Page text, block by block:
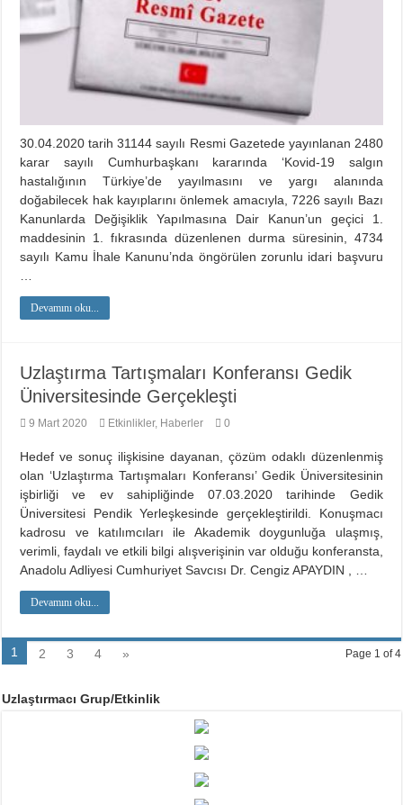
30.04.2020 tarih 31144 sayılı Resmi Gazetede yayınlanan 2480
karar sayılı Cumhurbaşkanı kararında ‘Kovid-19 salgın
hastalığının Türkiye’de yayılmasını ve yargı alanında
doğabilecek hak kayıplarını önlemek amacıyla, 7226 sayılı Bazı
Kanunlarda Değişiklik Yapılmasına Dair Kanun’un geçici 1.
maddesinin 1. fıkrasında düzenlenen durma süresinin, 4734
sayılı Kamu İhale Kanunu’nda öngörülen zorunlu idari başvuru
Devamını oku...
Uzlaştırma Tartışmaları Konferansı Gedik
Üniversitesinde Gerçekleşti
9 Mart 2020 Etkinlikler, Haberler 0
Hedef ve sonuç ilişkisine dayanan, çözüm odaklı düzenlenmiş
olan ‘Uzlaştırma Tartışmaları Konferansı’ Gedik Üniversitesinin
işbirliği ve ev sahipliğinde 07.03.2020 tarihinde Gedik
Üniversitesi Pendik Yerleşkesinde gerçekleştirildi. Konuşmacı
kadrosu ve katılımcıları ile Akademik doygunluğa ulaşmış,
verimli, faydalı ve etkili bilgi alışverişinin var olduğu konferansta,
Anadolu Adliyesi Cumhuriyet Savcısı Dr. Cengiz APAYDIN , …
Devamını oku...
Page 1 of 4
1 2 3 4 »
Uzlaştırmacı Grup/Etkinlik